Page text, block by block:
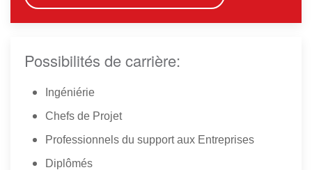
Possibilités de carrière:
Ingéniérie
Chefs de Projet
Professionnels du support aux Entreprises
Diplômés